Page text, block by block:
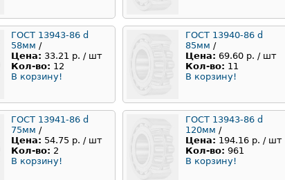
ГОСТ 13943-86 d
58мм /
Цена: 33.21 р. / шт
Кол-во: 12
В корзину!
ГОСТ 13940-86 d
85мм /
Цена: 69.60 р. / шт
Кол-во: 11
В корзину!
ГОСТ 13941-86 d
75мм /
Цена: 54.75 р. / шт
Кол-во: 2
В корзину!
ГОСТ 13943-86 d
120мм /
Цена: 194.16 р. / шт
Кол-во: 961
В корзину!